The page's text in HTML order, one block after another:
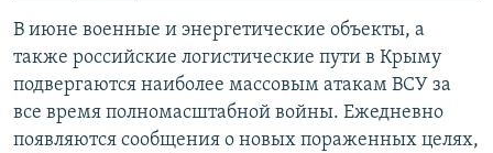
В июне военные и энергетические объекты, а
также российские логистические пути в Крыму
подвергаются наиболее массовым атакам ВСУ за
все время полномасштабной войны. Ежедневно
появляются сообщения о новых пораженных целях,